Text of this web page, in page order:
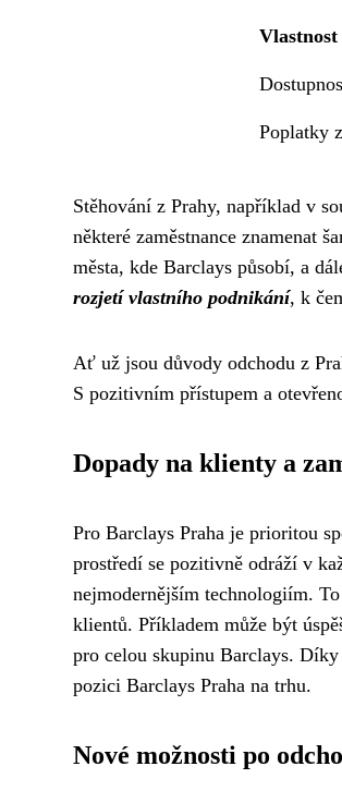
Vlastnost
Poplatky
Stěhování z Prahy, například v
některé zaměstnance znamenat
města, kde Barclays působí, a
rozjetí vlastního podnikání, k
Ať už jsou důvody odchodu z
S pozitivním přístupem a
Dopady na klienty a
Pro Barclays Praha je prioritou
prostředí se pozitivně odráží v
nejmodernějším technologiím.
klientů. Příkladem může být
pro celou skupinu Barclays.
pozici Barclays Praha na trhu.
Nové možnosti po